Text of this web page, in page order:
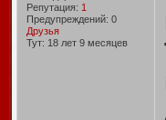
Репутация: 1
Предупреждений: 0
Друзья
Тут: 18 лет 9 месяцев